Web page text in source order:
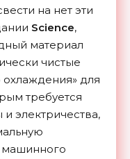
на нет эти
Science,
материал
чистые
охлаждения» для
требуется
электричества,
машинного